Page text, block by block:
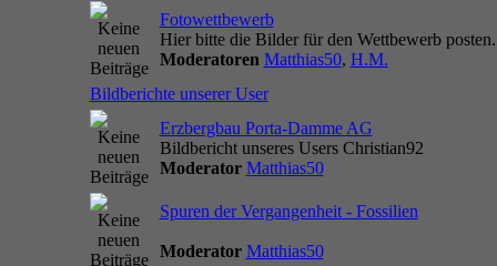
Fotowettbewerb
Hier bitte die Bilder für den Wettbewerb posten.
Moderatoren Matthias50, H.M.
Bildberichte unserer User
Erzbergbau Porta-Damme AG
Bildbericht unseres Users Christian92
Moderator Matthias50
Spuren der Vergangenheit - Fossilien
Moderator Matthias50